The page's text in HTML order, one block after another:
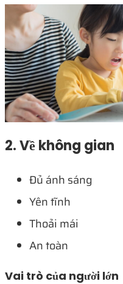
2. Về không gian
Đủ ánh sáng
Yên tĩnh
Thoải mái
An toàn
Vai trò của người lớn